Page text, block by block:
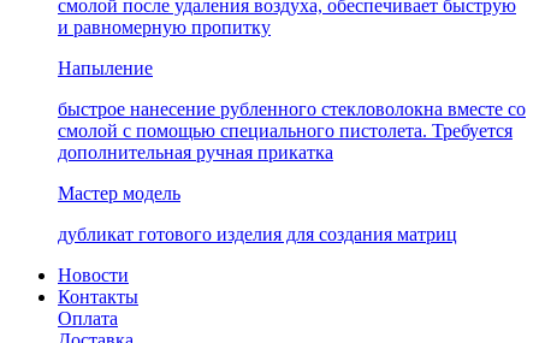
смолой после удаления воздуха, обеспечивает быструю
и равномерную пропитку
Напыление
быстрое нанесение рубленного стекловолокна вместе со
смолой с помощью специального пистолета. Требуется
дополнительная ручная прикатка
Мастер модель
дубликат готового изделия для создания матриц
Новости
Контакты
Оплата